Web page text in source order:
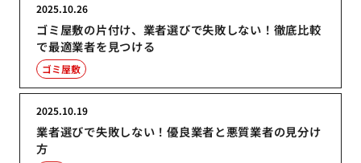
ゴミ屋敷の片付け、業者選びで失敗しない！徹底比較
で最適業者を見つける
2025.10.26
ゴミ屋敷
業者選びで失敗しない！優良業者と悪質業者の見分け
方
2025.10.19